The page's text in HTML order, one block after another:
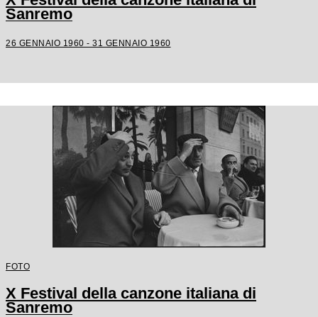
Sanremo
26 GENNAIO 1960 - 31 GENNAIO 1960
FOTO
X Festival della canzone italiana di
Sanremo